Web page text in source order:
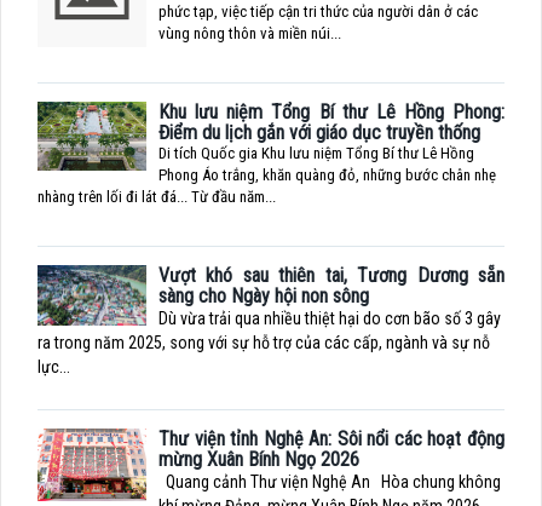
phức tạp, việc tiếp cận tri thức của người dân ở các
vùng nông thôn và miền núi...
Khu lưu niệm Tổng Bí thư Lê Hồng Phong:
Điểm du lịch gắn với giáo dục truyền thống
Di tích Quốc gia Khu lưu niệm Tổng Bí thư Lê Hồng
Phong Áo trắng, khăn quàng đỏ, những bước chân nhẹ
nhàng trên lối đi lát đá... Từ đầu năm...
Vượt khó sau thiên tai, Tương Dương sẵn
sàng cho Ngày hội non sông
Dù vừa trải qua nhiều thiệt hại do cơn bão số 3 gây
ra trong năm 2025, song với sự hỗ trợ của các cấp, ngành và sự nỗ
lực...
Thư viện tỉnh Nghệ An: Sôi nổi các hoạt động
mừng Xuân Bính Ngọ 2026
Quang cảnh Thư viện Nghệ An Hòa chung không